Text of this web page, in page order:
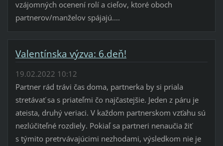
vzájomných ocenení rolí a cieľov, ktoré oboch
partnerov/manželov spájajú....
Valentínska výzva: 6.deň!
19.02.2022 10:12
Partner rád trávi čas doma, partnerka by si priala
stretávať sa s priateľmi čo najčastejšie. Jeden z páru je
ateista, druhý veriaci. V každom partnerskom vzťahu sú
nezlúčiteľné rozdiely. Pokiaľ sa partneri nenaučia žiť
s týmito pretrvávajúcimi nezhodami, výsledkom nie je